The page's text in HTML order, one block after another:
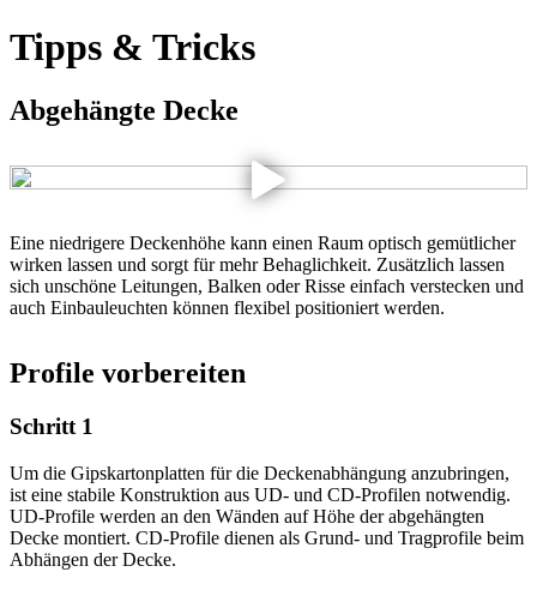
Tipps & Tricks
Abgehängte Decke
Eine niedrigere Deckenhöhe kann einen Raum optisch gemütlicher
wirken lassen und sorgt für mehr Behaglichkeit. Zusätzlich lassen
sich unschöne Leitungen, Balken oder Risse einfach verstecken und
auch Einbauleuchten können flexibel positioniert werden.
Profile vorbereiten
Schritt 1
Um die Gipskartonplatten für die Deckenabhängung anzubringen,
ist eine stabile Konstruktion aus UD- und CD-Profilen notwendig.
UD-Profile werden an den Wänden auf Höhe der abgehängten
Decke montiert. CD-Profile dienen als Grund- und Tragprofile beim
Abhängen der Decke.